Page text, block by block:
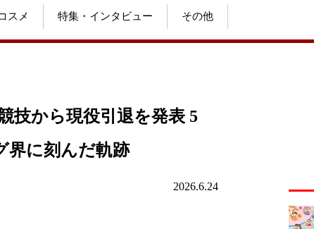
スメ 特集・インタビュー その他
技から現役引退を発表 5
界に刻んだ軌跡
2026.6.24